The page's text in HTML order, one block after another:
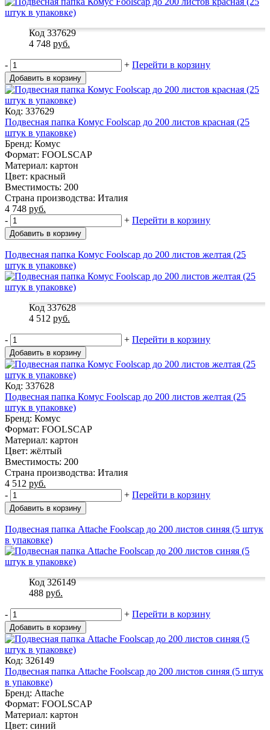
Код 337629
4 748 руб.
- + Перейти в корзину
Добавить в корзину
Код: 337629
Подвесная папка Комус Foolscap до 200 листов красная (25
штук в упаковке)
Бренд: Комус
Формат: FOOLSCAP
Материал: картон
Цвет: красный
Вместимость: 200
Страна производства: Италия
4 748 руб.
-
+ Перейти в корзину
Добавить в корзину
Подвесная папка Комус Foolscap до 200 листов желтая (25
штук в упаковке)
Код 337628
4 512 руб.
- + Перейти в корзину
Добавить в корзину
Код: 337628
Подвесная папка Комус Foolscap до 200 листов желтая (25
штук в упаковке)
Бренд: Комус
Формат: FOOLSCAP
Материал: картон
Цвет: жёлтый
Вместимость: 200
Страна производства: Италия
4 512 руб.
-
+ Перейти в корзину
Добавить в корзину
Подвесная папка Attache Foolscap до 200 листов синяя (5 штук
в упаковке)
Код 326149
488 руб.
- + Перейти в корзину
Добавить в корзину
Код: 326149
Подвесная папка Attache Foolscap до 200 листов синяя (5 штук
в упаковке)
Бренд: Attache
Формат: FOOLSCAP
Материал: картон
Цвет: синий